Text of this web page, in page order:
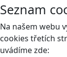
Seznam
Na našem webu
cookies třetích
uvádíme zde: